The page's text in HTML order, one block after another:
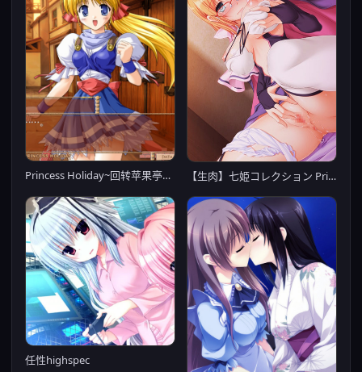
Princess Holiday~回转苹果亭的一千零一夜~ 【生肉】七姫コレクション Princess Collection
任性highspec